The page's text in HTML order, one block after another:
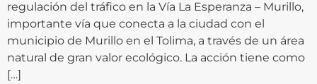
regulación del tráfico en la Vía La Esperanza – Murillo,
importante vía que conecta a la ciudad con el
municipio de Murillo en el Tolima, a través de un área
natural de gran valor ecológico. La acción tiene como
[…]